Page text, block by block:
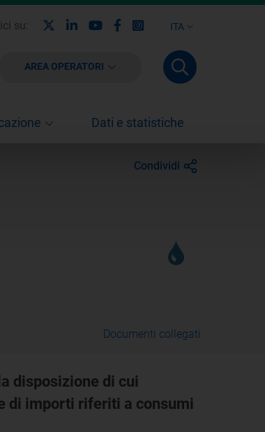
ITA
su: LinkedinYoutubeFacebook
Instagram
AREA OPERATORI
Dati e statistiche
Condividi
Documenti collegati
disposizione di cui
di importi riferiti a consumi